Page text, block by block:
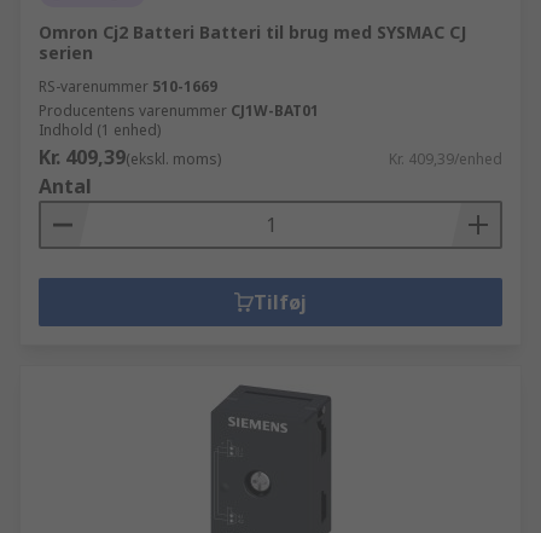
Omron Cj2 Batteri Batteri til brug med SYSMAC CJ
serien
RS-varenummer 510-1669
Producentens varenummer CJ1W-BAT01
Indhold (1 enhed)
Kr. 409,39(ekskl. moms) Kr. 409,39/enhed
Antal
Tilføj